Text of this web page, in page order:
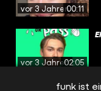
vor 3 Jahren00:11
vor 3 Jahren02:05
funk ist